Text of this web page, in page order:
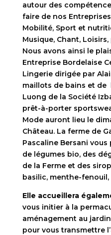
autour des
faire de nos
Mobilité, Sport et
Musique, Chant,
Nous avons ainsi le
Entreprise Bordelaise
Lingerie dirigée par
maillots de bains et de
Luong de la Société
prêt-à-porter
Mode auront lieu le
Château. La ferme de
Pascaline Bersani
de légumes bio, des
de la Ferme et des
basilic, menthe-
Elle accueillera
vous initier à la
aménagement au
pour vous transmettre